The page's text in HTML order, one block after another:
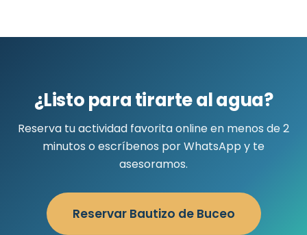
¿Listo para tirarte al agua?
Reserva tu actividad favorita online en menos de 2
minutos o escríbenos por WhatsApp y te
asesoramos.
Reservar Bautizo de Buceo